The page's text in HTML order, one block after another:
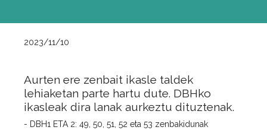
2023/11/10
Aurten ere zenbait ikasle taldek
lehiaketan parte hartu dute. DBHko
ikasleak dira lanak aurkeztu dituztenak.
- DBH1 ETA 2: 49, 50, 51, 52 eta 53 zenbakidunak